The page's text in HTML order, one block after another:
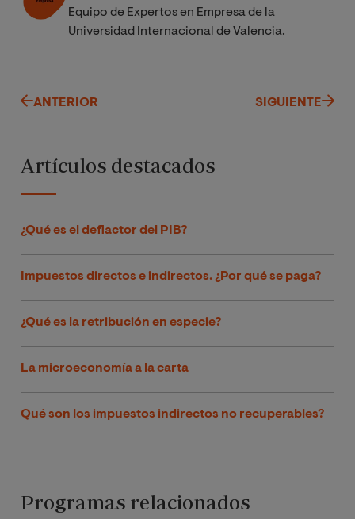
Equipo de Expertos en Empresa de la
Universidad Internacional de Valencia.
ANTERIOR SIGUIENTE
Artículos destacados
¿Qué es el deflactor del PIB?
Impuestos directos e indirectos. ¿Por qué se paga?
¿Qué es la retribución en especie?
La microeconomía a la carta
Qué son los impuestos indirectos no recuperables?
Programas relacionados